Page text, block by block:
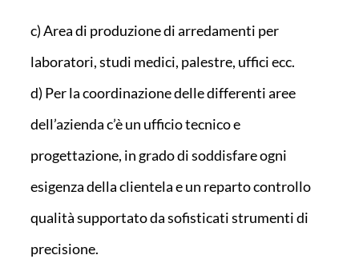
c) Area di produzione di arredamenti per
laboratori, studi medici, palestre, uffici ecc.
d) Per la coordinazione delle differenti aree
dell’azienda c’è un ufficio tecnico e
progettazione, in grado di soddisfare ogni
esigenza della clientela e un reparto controllo
qualità supportato da sofisticati strumenti di
precisione.